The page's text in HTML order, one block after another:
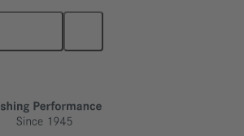
09 33 010 2672